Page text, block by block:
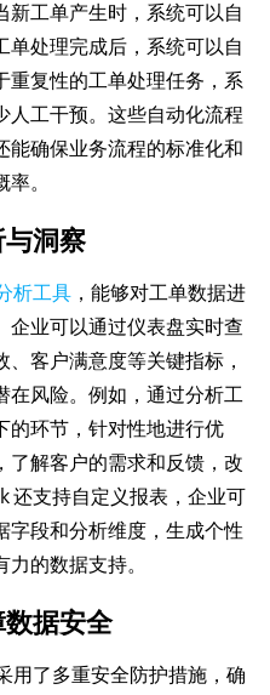
新工单产生时，系统可以自
单处理完成后，系统可以自
重复性的工单处理任务，系
人工干预。这些自动化流程
能确保业务流程的标准化和
。​
与洞察​
析工具 ，能够对工单数据进
企业可以通过仪表盘实时查
客户满意度等关键指标，
在风险。例如，通过分析工
的环节，针对性地进行优
了解客户的需求和反馈，改
还支持自定义报表，企业可
字段和分析维度，生成个性
的数据支持。​
数据安全​
用了多重安全防护措施，确